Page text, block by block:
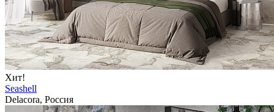
Хит!
Seashell
Delacora, Россия